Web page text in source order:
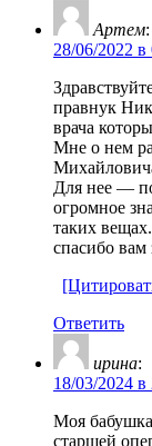
Артем:
28/06/2022 в
правнук
врача
Мне о нем
Для нее —
огромное
таких
спасибо вам
Ответить
ирина:
18/03/2024 в
Моя
старшей